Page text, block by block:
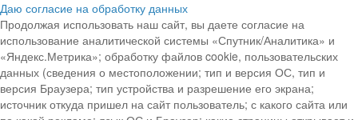
Даю согласие на обработку данных
Продолжая использовать наш сайт, вы даете согласие на
использование аналитической системы «Спутник/Аналитика» и
«Яндекс.Метрика»; обработку файлов cookie, пользовательских
данных (сведения о местоположении; тип и версия ОС, тип и
версия Браузера; тип устройства и разрешение его экрана;
источник откуда пришел на сайт пользователь; с какого сайта или